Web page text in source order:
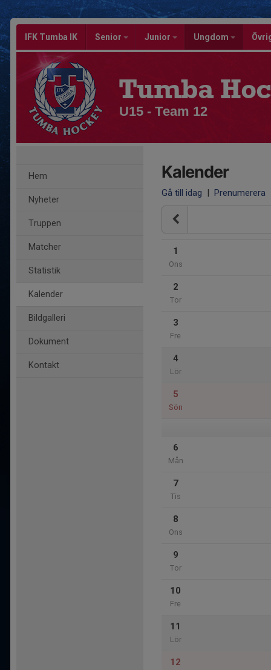
IFK Tumba IK Senior Junior Ungdom
Tumba
U15 - Team 12
Hem
Nyheter
Truppen
Matcher
Statistik
Kalender
Bildgalleri
Dokument
Kontakt
Kalender
Gå till idag | Prenumerera
1
Ons
2
Tor
3
Fre
4
Lör
5
Sön
6
Mån
7
Tis
8
Ons
9
Tor
10
Fre
11
Lör
12